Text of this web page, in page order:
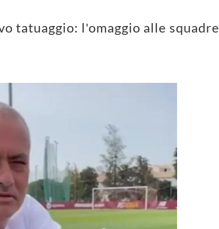
tatuaggio: l'omaggio alle squadre